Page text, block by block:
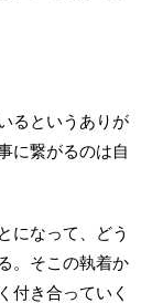
るというありが
に繋がるのは自
になって、どう
。そこの執着か
付き合っていく